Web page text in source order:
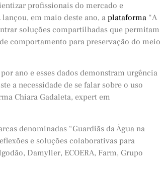
profissionais do mercado e
lançou, em maio deste ano, a plataforma “A
soluções compartilhadas que permitam
comportamento para preservação do meio
ano e esses dados demonstram urgência
a necessidade de se falar sobre o uso
Chiara Gadaleta, expert em
denominadas “Guardiãs da Água na
e soluções colaborativas para
Damyller, ECOERA, Farm, Grupo